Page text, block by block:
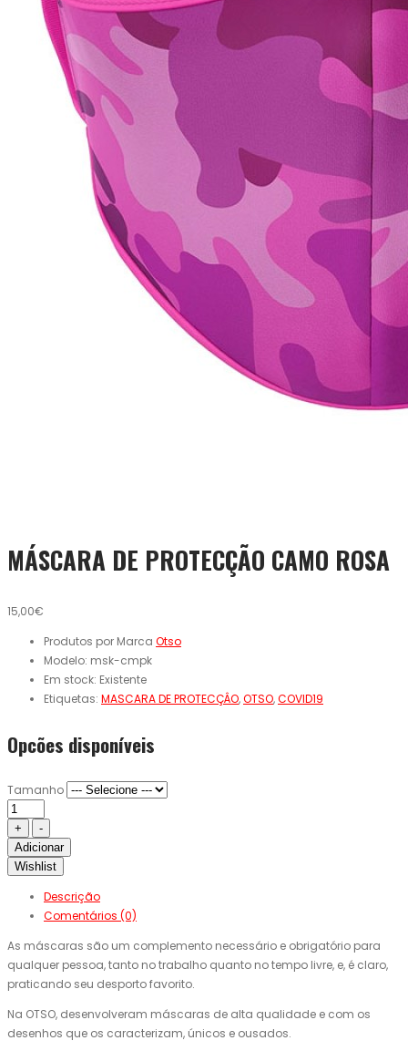
MÁSCARA DE PROTECÇÃO CAMO ROSA
15,00€
Produtos por Marca Otso
Modelo: msk-cmpk
Em stock: Existente
Etiquetas: MASCARA DE PROTECÇÂO,OTSO,COVID19
Opcões disponíveis
Tamanho
Adicionar
Wishlist
Descrição
Comentários (0)
As máscaras são um complemento necessário e obrigatório para
qualquer pessoa, tanto no trabalho quanto no tempo livre, e, é claro,
praticando seu desporto favorito.
Na OTSO, desenvolveram máscaras de alta qualidade e com os
desenhos que os caracterizam, únicos e ousados.